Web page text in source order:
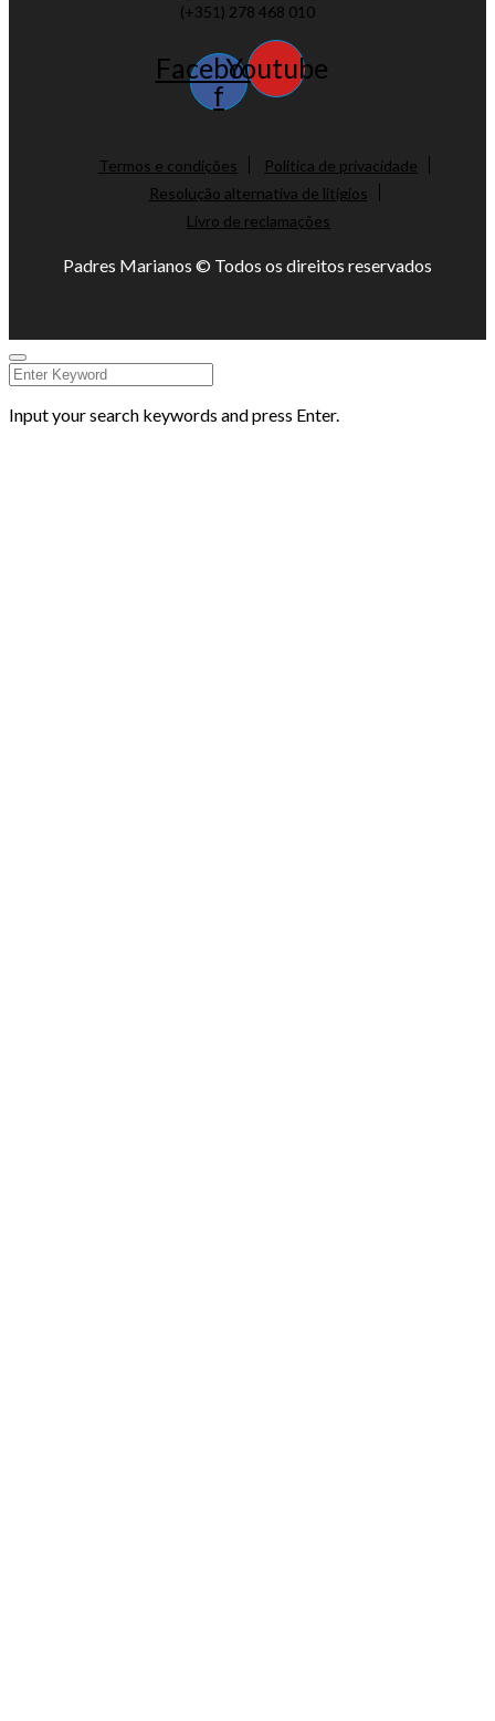
(+351) 278 468 010
Facebook-
f
Youtube
Termos e condições
Política de privacidade
Resolução alternativa de litígios
Livro de reclamações
Padres Marianos © Todos os direitos reservados
Input your search keywords and press Enter.